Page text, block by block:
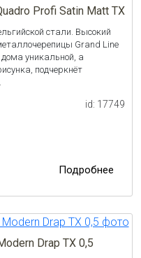
Profi Satin Matt TX
стали. Высокий
Grand Line
уникальной, а
подчеркнёт
id: 17749
Подробнее
Drap TX 0,5